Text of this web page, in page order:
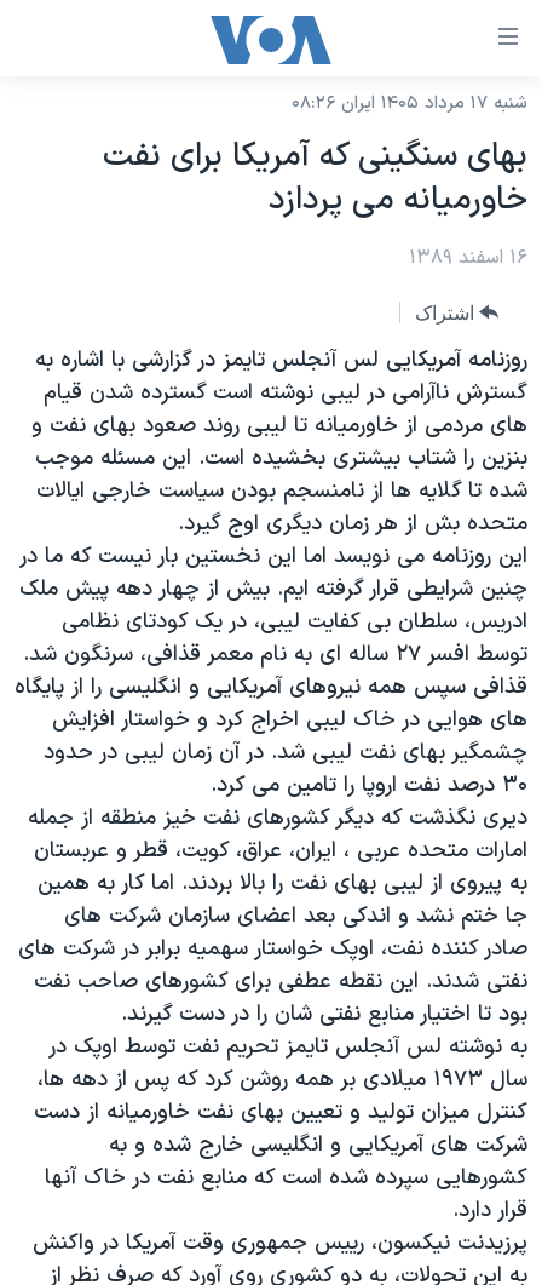
لینکهای
دسترسی
جهش
محتوای
اصلی
صفحه
اصلی
جهش
به
جستجو
نسخه سبک وب‌سایت
موضوع ها
ایران
آمریکا
جهان
ورزشی
گزیده‌ها
ویژه برنامه‌ها
ویدیوها
فرهنگ و زندگی
حقوق شهروندی
اقتصادی
علم و فناوری
اسرائیل در جنگ
گالری عکس
آرشیو پخش زنده
برنامه های تلویزیونی
جدول برنامه ها
صفحه‌های ویژه
جام جهانی ۲۰۲۶
عملیات خشم حماسی
۲۵۰سالگی آمریکا
بایگانی برنامه‌های تلویزیونی
مستندها
انتخابات ریاست جمهوری آمریکا ۲۰۲۴
حمله جمهوری اسلامی به اسرائیل
رمز مهسا
ورزش زنان در ایران
اعتراضات زن، زندگی، آزادی
مجموعه مستندهای دادخواهی
تریبونال مردمی آبان ۹۸
دادگاه حمید نوری
چهل سال گروگان‌گیری
قانون شفافیت دارائی کادر رهبری ایران
اعتراضات مردمی آبان ۹۸
اسرائیل در جنگ
نرگس محمدی برنده جایزه نوبل صلح
همایش محافظه‌کاران آمریکا «سی‌پک»
صفحه‌های ویژه
سفر پرزیدنت ترامپ به چین
فرکانس‌های صدای آمریکا
پخش رادیویی
یادگیری زبان انگلیسی
دنبال کنید
زبانهای مختلف
شنبه ۱۷ مرداد ۱۴۰۵ ایران ۰۸:۲۶
بهای سنگینی که آمریکا برای نفت
خاورمیانه می پردازد
۱۶ اسفند ۱۳۸۹
اشتراک
روزنامه آمریکایی لس آنجلس تایمز در گزارشی با اشاره به
گسترش ناآرامی در لیبی نوشته است گسترده شدن قیام
های مردمی از خاورمیانه تا لیبی روند صعود بهای نفت و
بنزین را شتاب بیشتری بخشیده است. این مسئله موجب
شده تا گلایه ها از نامنسجم بودن سیاست خارجی ایالات
متحده بش از هر زمان دیگری اوج گیرد.
این روزنامه می نویسد اما این نخستین بار نیست که ما در
چنین شرایطی قرار گرفته ایم. بیش از چهار دهه پیش ملک
ادریس، سلطان بی کفایت لیبی، در یک کودتای نظامی
توسط افسر ۲۷ ساله ای به نام معمر قذافی، سرنگون شد.
قذافی سپس همه نیروهای آمریکایی و انگلیسی را از پایگاه
های هوایی در خاک لیبی اخراج کرد و خواستار افزایش
چشمگیر بهای نفت لیبی شد. در آن زمان لیبی در حدود
۳۰ درصد نفت اروپا را تامین می کرد.
دیری نگذشت که دیگر کشورهای نفت خیز منطقه از جمله
امارات متحده عربی ، ایران، عراق، کویت، قطر و عربستان
به پیروی از لیبی بهای نفت را بالا بردند. اما کار به همین
جا ختم نشد و اندکی بعد اعضای سازمان شرکت های
صادر کننده نفت، اوپک خواستار سهمیه برابر در شرکت های
نفتی شدند. این نقطه عطفی برای کشورهای صاحب نفت
بود تا اختیار منابع نفتی شان را در دست گیرند.
به نوشته لس آنجلس تایمز تحریم نفت توسط اوپک در
سال ۱۹۷۳ میلادی بر همه روشن کرد که پس از دهه ها،
کنترل میزان تولید و تعیین بهای نفت خاورمیانه از دست
شرکت های آمریکایی و انگلیسی خارج شده و به
کشورهایی سپرده شده است که منابع نفت در خاک آنها
قرار دارد.
پرزیدنت نیکسون، رییس جمهوری وقت آمریکا در واکنش
به این تحولات، به دو کشوری روی آورد که صرف نظر از